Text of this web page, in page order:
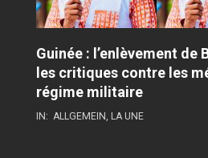
Guinée : l’enlèvement de
les critiques contre les
régime militaire
IN: ALLGEMEIN LA UNE